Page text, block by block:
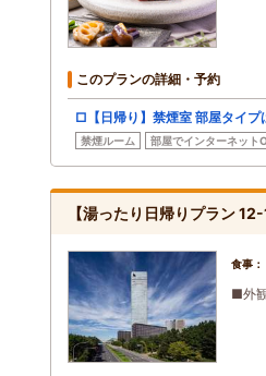
このプランの詳細・予約
□【日帰り】禁煙室 部屋タイ
禁煙ルーム 部屋でインターネット
【湯ったり日帰りプラン
食事：
■外